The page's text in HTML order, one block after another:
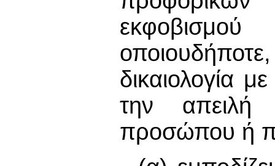
δικαιολογία
την απειλή
προσώπου ή